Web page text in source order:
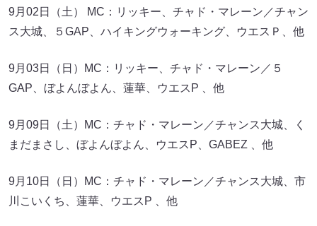
9月02日（土） MC：リッキー、チャド・マレーン／チャン
ス大城、５GAP、ハイキングウォーキング、ウエスＰ、他
9月03日（日）MC：リッキー、チャド・マレーン／５
GAP、ぼよんぼよん、蓮華、ウエスP 、他
9月09日（土）MC：チャド・マレーン／チャンス大城、く
まだまさし、ぼよんぼよん、ウエスP、GABEZ 、他
9月10日（日）MC：チャド・マレーン／チャンス大城、市
川こいくち、蓮華、ウエスP 、他